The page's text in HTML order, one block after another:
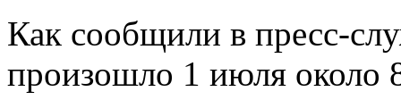
Как сообщили в пресс-
произошло 1 июля около